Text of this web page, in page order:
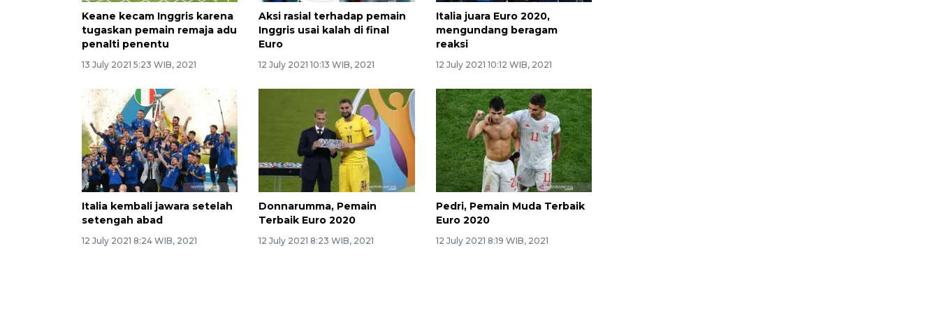
Keane kecam Inggris karena
tugaskan pemain remaja adu
penalti penentu
13 July 2021 5:23 WIB, 2021
Aksi rasial terhadap pemain
Inggris usai kalah di final
Euro
12 July 2021 10:13 WIB, 2021
Italia juara Euro 2020,
mengundang beragam
reaksi
12 July 2021 10:12 WIB, 2021
Italia kembali jawara setelah
setengah abad
12 July 2021 8:24 WIB, 2021
Donnarumma, Pemain
Terbaik Euro 2020
12 July 2021 8:23 WIB, 2021
Pedri, Pemain Muda Terbaik
Euro 2020
12 July 2021 8:19 WIB, 2021